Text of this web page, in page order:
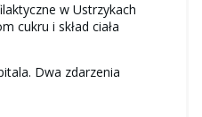
w Ustrzykach
cukru i skład ciała
Dwa zdarzenia